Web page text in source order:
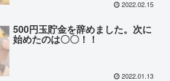
2022.02.15
500円玉貯金を辞めました。次に
始めたのは〇〇！！
2022.01.13